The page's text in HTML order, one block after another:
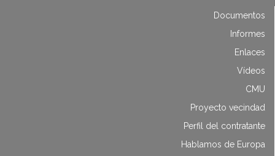
Documentos
Informes
Enlaces
Vídeos
CMU
Proyecto vecindad
Perfil del contratante
Hablamos de Europa